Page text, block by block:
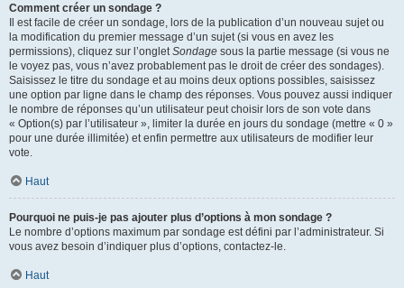
Comment créer un sondage ?
Il est facile de créer un sondage, lors de la publication d’un nouveau sujet ou
la modification du premier message d’un sujet (si vous en avez les
permissions), cliquez sur l’onglet Sondage sous la partie message (si vous ne
le voyez pas, vous n’avez probablement pas le droit de créer des sondages).
Saisissez le titre du sondage et au moins deux options possibles, saisissez
une option par ligne dans le champ des réponses. Vous pouvez aussi indiquer
le nombre de réponses qu’un utilisateur peut choisir lors de son vote dans
« Option(s) par l’utilisateur », limiter la durée en jours du sondage (mettre « 0 »
pour une durée illimitée) et enfin permettre aux utilisateurs de modifier leur
vote.
Haut
Pourquoi ne puis-je pas ajouter plus d’options à mon sondage ?
Le nombre d’options maximum par sondage est défini par l’administrateur. Si
vous avez besoin d’indiquer plus d’options, contactez-le.
Haut